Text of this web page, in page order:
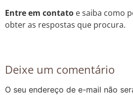
Entre em contato e saiba como
obter as respostas que procura.
Deixe um comentário
O seu endereço de e-mail não